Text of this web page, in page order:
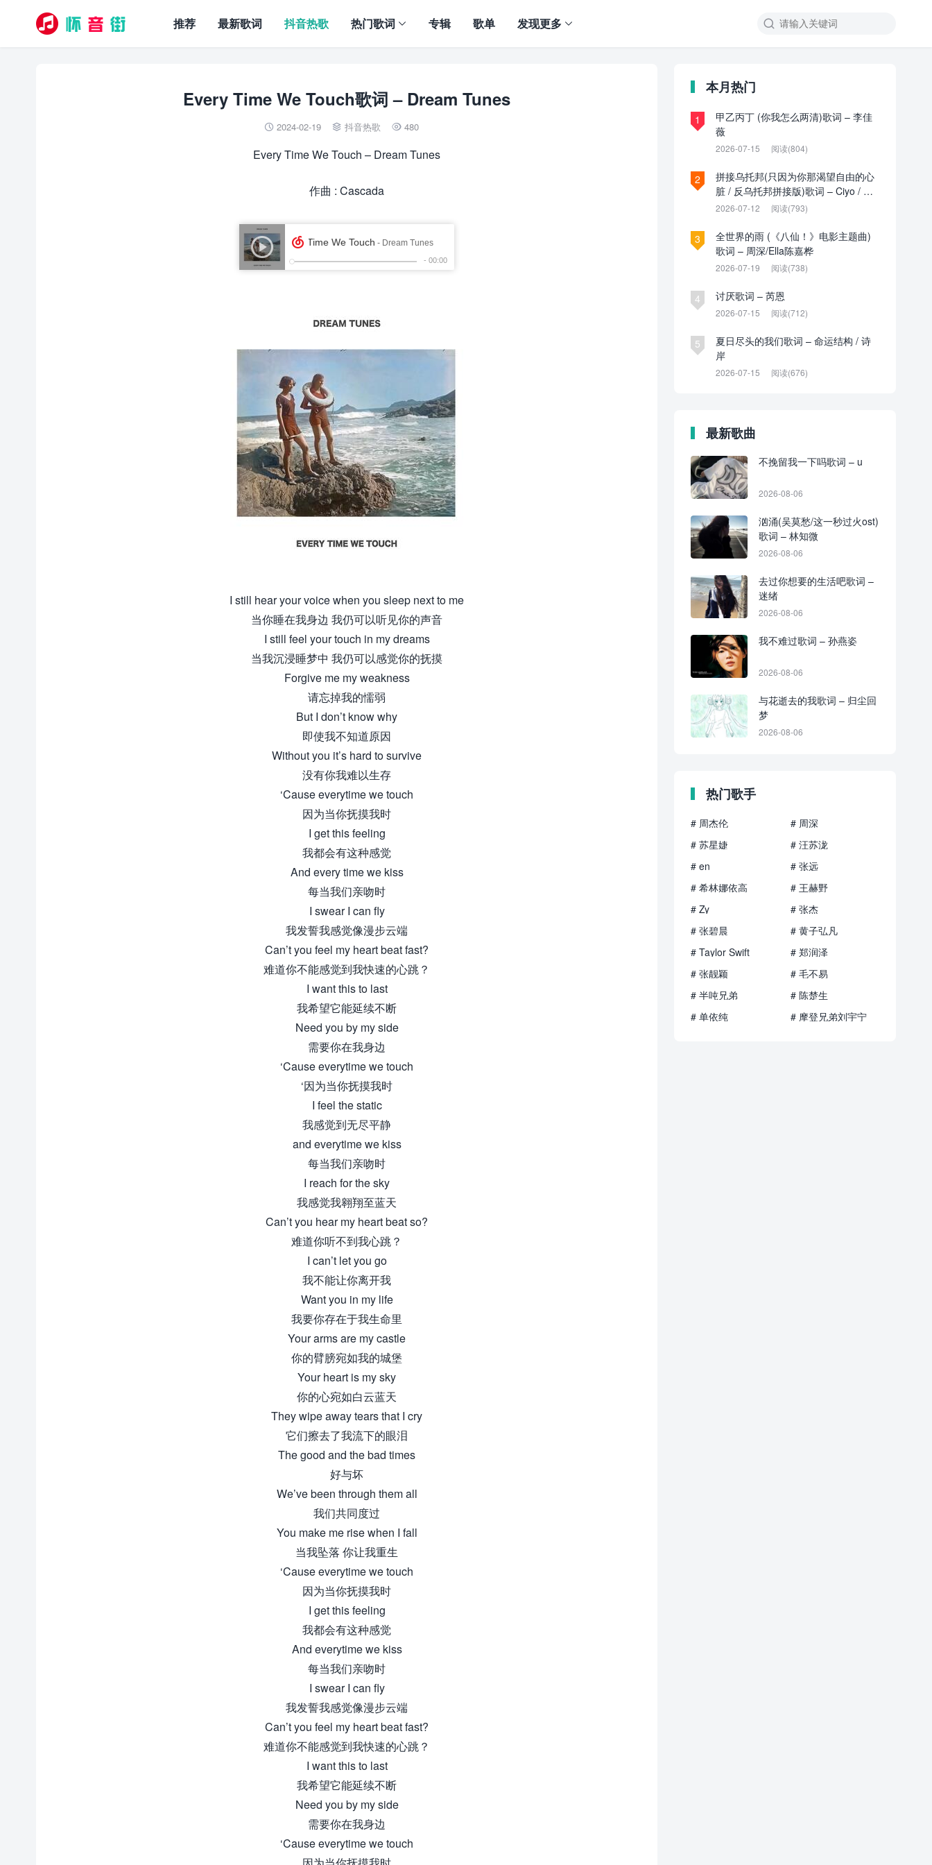

推荐 最新歌词 抖音热歌 热门歌词 专辑 歌单 发现更多
Every Time We Touch歌词 – Dream Tunes
 2024-02-19  抖音热歌  480
Every Time We Touch – Dream Tunes
作曲 : Cascada
I still hear your voice when you sleep next to me
当你睡在我身边 我仍可以听见你的声音
I still feel your touch in my dreams
当我沉浸睡梦中 我仍可以感觉你的抚摸
Forgive me my weakness
请忘掉我的懦弱
But I don’t know why
即使我不知道原因
Without you it’s hard to survive
没有你我难以生存
‘Cause everytime we touch
因为当你抚摸我时
I get this feeling
我都会有这种感觉
And every time we kiss
每当我们亲吻时
I swear I can fly
我发誓我感觉像漫步云端
Can’t you feel my heart beat fast?
难道你不能感觉到我快速的心跳？
I want this to last
我希望它能延续不断
Need you by my side
需要你在我身边
‘Cause everytime we touch
‘因为当你抚摸我时
I feel the static
我感觉到无尽平静
and everytime we kiss
每当我们亲吻时
I reach for the sky
我感觉我翱翔至蓝天
Can’t you hear my heart beat so?
难道你听不到我心跳？
I can’t let you go
我不能让你离开我
Want you in my life
我要你存在于我生命里
Your arms are my castle
你的臂膀宛如我的城堡
Your heart is my sky
你的心宛如白云蓝天
They wipe away tears that I cry
它们擦去了我流下的眼泪
The good and the bad times
好与坏
We’ve been through them all
我们共同度过
You make me rise when I fall
当我坠落 你让我重生
‘Cause everytime we touch
因为当你抚摸我时
I get this feeling
我都会有这种感觉
And everytime we kiss
每当我们亲吻时
I swear I can fly
我发誓我感觉像漫步云端
Can’t you feel my heart beat fast?
难道你不能感觉到我快速的心跳？
I want this to last
我希望它能延续不断
Need you by my side
需要你在我身边
‘Cause everytime we touch
本月热门
1
甲乙丙丁 (你我怎么两清)歌词 – 李佳
薇
2026-07-15 阅读(804)
2
拼接乌托邦(只因为你那渴望自由的心
脏 / 反乌托邦拼接版)歌词 – Ciyo / 见
过夏天P / 乌托邦P
2026-07-12 阅读(793)
3
全世界的雨 (《八仙！》电影主题曲)
歌词 – 周深/Ella陈嘉桦
2026-07-19 阅读(738)
4 讨厌歌词 – 芮恩
2026-07-15 阅读(712)
5
夏日尽头的我们歌词 – 命运结构 / 诗
岸
2026-07-15 阅读(676)
最新歌曲
不挽留我一下吗歌词 – u
2026-08-06
汹涌(吴莫愁/这一秒过火ost)
歌词 – 林知微
2026-08-06
去过你想要的生活吧歌词 –
迷绪
2026-08-06
我不难过歌词 – 孙燕姿
2026-08-06
与花逝去的我歌词 – 归尘回
梦
2026-08-06
热门歌手
# 周杰伦
# 周深
# 苏星婕
# 汪苏泷
# en
# 张远
# 希林娜依高
# 王赫野
# Zy
# 张杰
# 张碧晨
# 黄子弘凡
# Taylor Swift
# 郑润泽
# 张靓颖
# 毛不易
# 半吨兄弟
# 陈楚生
# 单依纯
# 摩登兄弟刘宇宁